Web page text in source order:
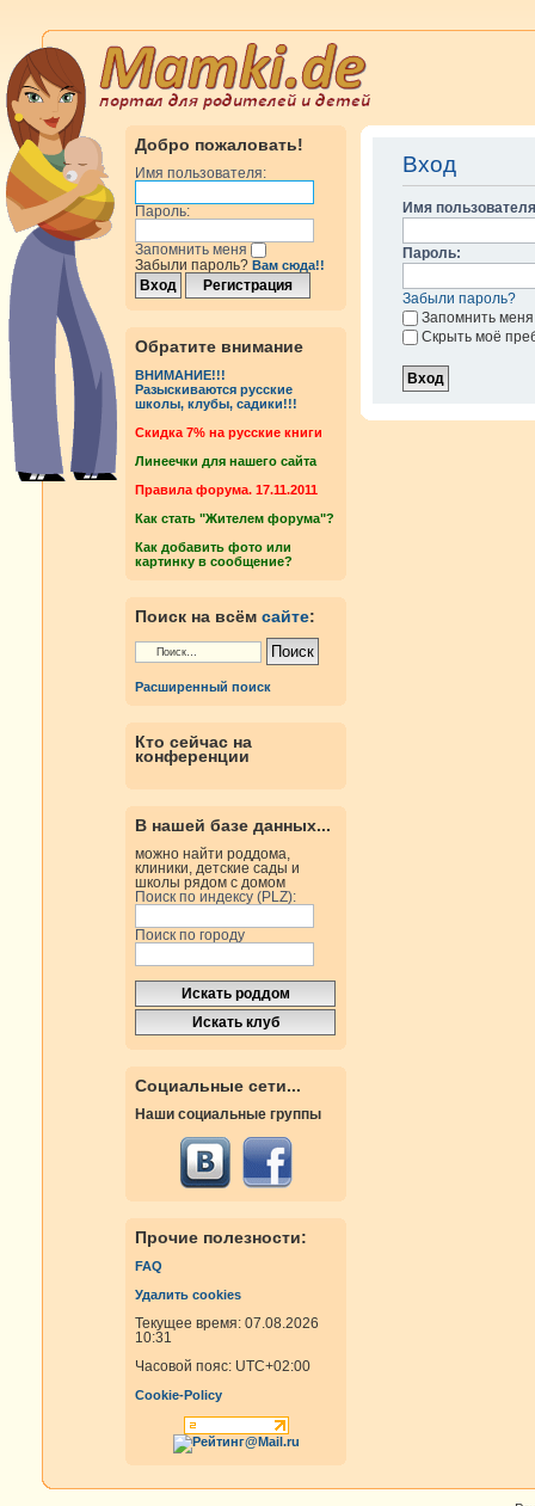
Добро пожаловать!
Имя пользователя:
Пароль:
Запомнить меня
Забыли пароль? Вам сюда!!
Обратите внимание
ВНИМАНИЕ!!!
Разыскиваются русские
школы, клубы, садики!!!
Cкидка 7% на русские книги
Линеечки для нашего сайта
Правила форума. 17.11.2011
Как стать "Жителем форума"?
Как добавить фото или
картинку в сообщение?
Поиск на всём сайте:
Расширенный поиск
Кто сейчас на
конференции
В нашей базе данных...
можно найти роддома,
клиники, детские сады и
школы рядом с домом
Поиск по индексу (PLZ):
Поиск по городу
Социальные сети...
Наши социальные группы
Прочие полезности:
FAQ
Удалить cookies
Текущее время: 07.08.2026
10:31
Часовой пояс: UTC+02:00
Cookie-Policy
Вход
Имя
Пароль:
Забыли пароль?
Запомнить меня
Скрыть моё